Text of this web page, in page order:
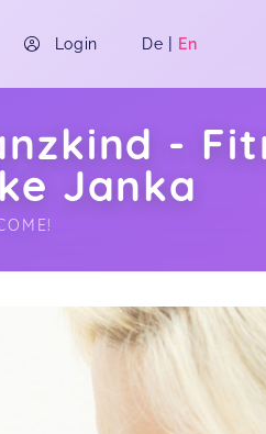
Login De | En
-
Janka
about me here...